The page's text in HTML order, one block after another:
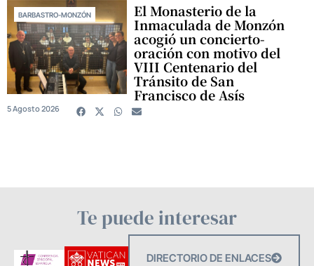
BARBASTRO-MONZÓN El Monasterio de la
Inmaculada de Monzón
acogió un concierto-
oración con motivo del
VIII Centenario del
Tránsito de San
Francisco de Asís
5 Agosto 2026
Te puede interesar
DIRECTORIO DE ENLACES